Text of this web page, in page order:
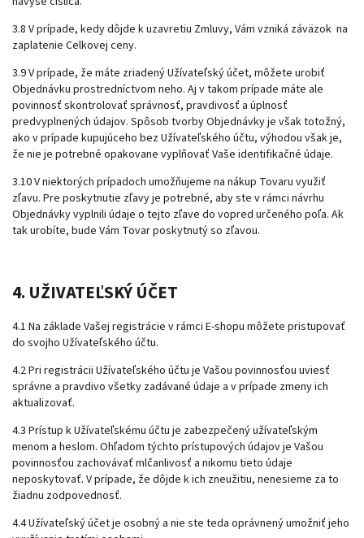
3.8 V prípade, kedy dôjde k uzavretiu Zmluvy, Vám vzniká záväzok na
zaplatenie Celkovej ceny.
3.9 V prípade, že máte zriadenýUžívateľský účet, môžete urobiť
Objednávku prostredníctvom neho. Aj v takom prípade máte ale
povinnosť skontrolovať správnosť, pravdivosť a úplnosť
predvyplnených údajov. Spôsob tvorby Objednávky je však totožný,
ako v prípade kupujúceho bez Užívateľského účtu, výhodou však je,
že nie je potrebné opakovane vyplňovať Vaše identifikačné údaje.
3.10 V niektorých prípadoch umožňujeme na nákup Tovaru využiť
zľavu. Pre poskytnutie zľavy je potrebné, aby ste v rámci návrhu
Objednávky vyplnili údaje o tejto zľave do vopred určeného poľa. Ak
tak urobíte, bude Vám Tovar poskytnutý so zľavou.
4. UŽIVATEĽSKÝ ÚČET
4.1 Na základe Vašej registrácie v rámci E-shopu môžete pristupovať
do svojho Užívateľského účtu.
4.2 Pri registrácii Užívateľského účtu je Vašou povinnosťou uviesť
správne a pravdivo všetky zadávané údaje a v prípade zmeny ich
aktualizovať.
4.3 Prístup k Užívateľskému účtu je zabezpečený užívateľským
menom a heslom. Ohľadom týchto prístupových údajov je Vašou
povinnosťou zachovávať mlčanlivosť a nikomu tieto údaje
neposkytovať. V prípade, že dôjde k ich zneužitiu, nenesieme za to
žiadnu zodpovednosť.
4.4 Užívateľský účet je osobný a nie ste teda oprávnený umožniť jeho